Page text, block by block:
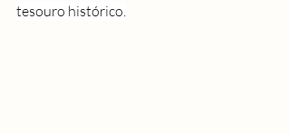
tesouro histórico.